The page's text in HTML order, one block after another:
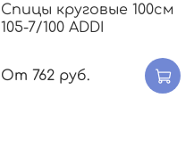
Спицы круговые 100см
105-7/100 ADDI
От 762 руб.